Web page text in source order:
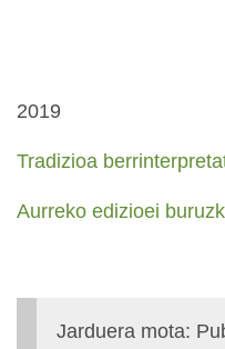
2019
Tradizioa
Aurreko edizioei
Jarduera mota: